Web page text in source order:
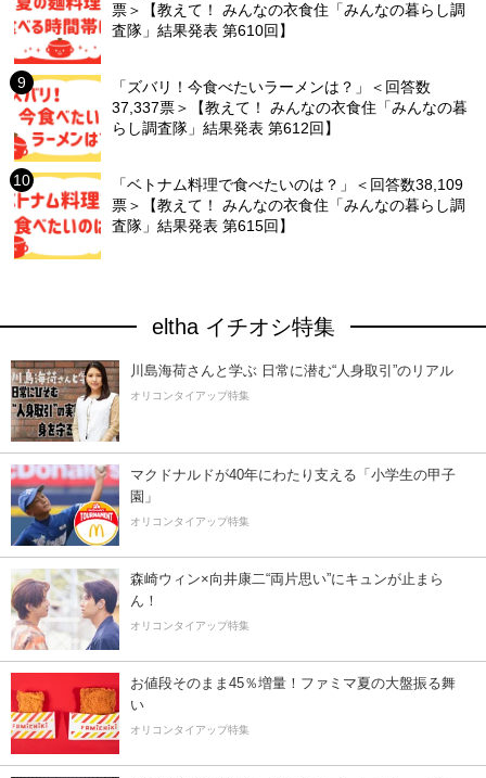
票＞【教えて！ みんなの衣食住「みんなの暮らし調
査隊」結果発表 第610回】
「ズバリ！今食べたいラーメンは？」＜回答数
37,337票＞【教えて！ みんなの衣食住「みんなの暮
らし調査隊」結果発表 第612回】
「ベトナム料理で食べたいのは？」＜回答数38,109
票＞【教えて！ みんなの衣食住「みんなの暮らし調
査隊」結果発表 第615回】
eltha イチオシ特集
川島海荷さんと学ぶ 日常に潜む“人身取引”のリアル
オリコンタイアップ特集
マクドナルドが40年にわたり支える「小学生の甲子
園」
オリコンタイアップ特集
森崎ウィン×向井康二“両片思い”にキュンが止まら
ん！
オリコンタイアップ特集
お値段そのまま45％増量！ファミマ夏の大盤振る舞
い
オリコンタイアップ特集